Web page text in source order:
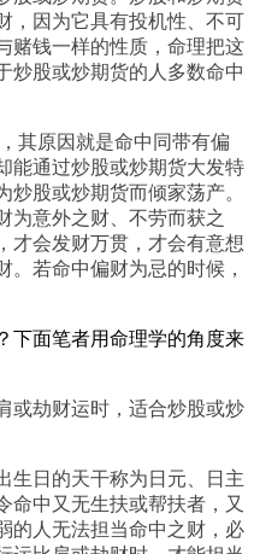
，因为它具有投机性、不可
赌钱一样的性质，命理把这
炒股或炒期货的人多数命中
其原因就是命中同带有偏
能通过炒股或炒期货大发特
股或炒期货而倾家荡产。
为意外之财、不劳而获之
才会发财万贯，才会有意想
若命中偏财为忌的时候，
下面笔者用命理学的角度来
或劫财运时，适合炒股或炒
生日的天干称为日元、日主
命中又无生扶或帮扶者，又
的人无法担当命中之财，必